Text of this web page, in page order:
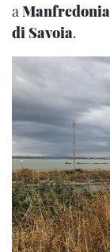
a Manfredonia
di Savoia.